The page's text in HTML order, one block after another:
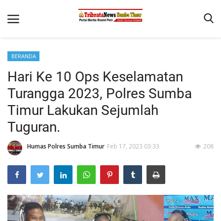
Beranda
Terms & Conditions
Reskrim
Binkam
Giat Ops
Mitra Polisi
Lantas
Jurnal Kamtibmas
BERANDA
Hari Ke 10 Ops Keselamatan
Turangga 2023, Polres Sumba
Timur Lakukan Sejumlah
Tuguran.
Humas Polres Sumba Timur Feb 17, 2023 03:33 208